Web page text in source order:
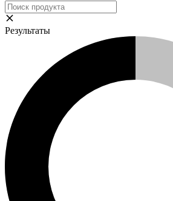
Результаты